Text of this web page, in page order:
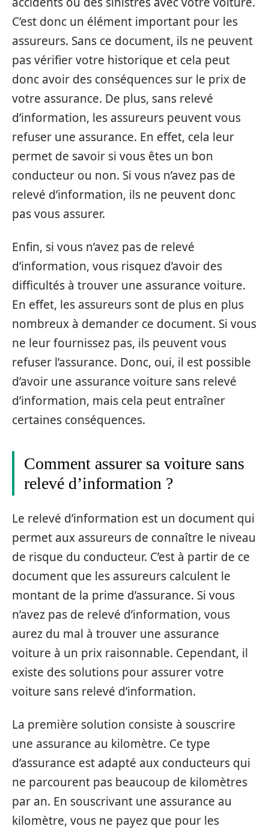
C’est donc un élément important pour les
assureurs. Sans ce document, ils ne peuvent
pas vérifier votre historique et cela peut
donc avoir des conséquences sur le prix de
votre assurance. De plus, sans relevé
d’information, les assureurs peuvent vous
refuser une assurance. En effet, cela leur
permet de savoir si vous êtes un bon
conducteur ou non. Si vous n’avez pas de
relevé d’information, ils ne peuvent donc
pas vous assurer.
Enfin, si vous n’avez pas de relevé
d’information, vous risquez d’avoir des
difficultés à trouver une assurance voiture.
En effet, les assureurs sont de plus en plus
nombreux à demander ce document. Si vous
ne leur fournissez pas, ils peuvent vous
refuser l’assurance. Donc, oui, il est possible
d’avoir une assurance voiture sans relevé
d’information, mais cela peut entraîner
certaines conséquences.
Comment assurer sa voiture sans
relevé d’information ?
Le relevé d’information est un document qui
permet aux assureurs de connaître le niveau
de risque du conducteur. C’est à partir de ce
document que les assureurs calculent le
montant de la prime d’assurance. Si vous
n’avez pas de relevé d’information, vous
aurez du mal à trouver une assurance
voiture à un prix raisonnable. Cependant, il
existe des solutions pour assurer votre
voiture sans relevé d’information.
La première solution consiste à souscrire
une assurance au kilomètre. Ce type
d’assurance est adapté aux conducteurs qui
ne parcourent pas beaucoup de kilomètres
par an. En souscrivant une assurance au
kilomètre, vous ne payez que pour les